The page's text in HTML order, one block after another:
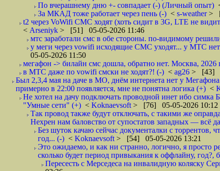
По вчерашнему дню +- совпадает (-) (Личный опыт)
За МКАД тоже работает через пень (-) < s-weather>
t2 через VoWifi СМС ходят (хоть сидит в 3G, LTE не
< Arseniyk > [51] 05-05-2026 11:46
мтс заработали смс в обе стороны. по-видимому
у меги через vowifi исходящие СМС уходят... у МТС
05-05-2026 11:50
мегафон -> билайн смс дошла, обратно нет. Москва, 2026
в МТС даже по vowifi смски не ходят?! (-) < ag26 > [43]
Был 2,3,4 мая на даче в МО, днём интернета нет у
примерно в 22:00 появляется, мне не понятна логика (+) <
Не хотел на дачу подключать проводной инет ибо симка
"Умные сети" (+) < Koknaevsoft > [76] 05-05-2026 10:12
Так провод также будут отключать, с такими же
Нехрен нам баловство от супостатов западных — всё
Без шуток качаю сейчас документалки с торрентов,
год... (-) < Koknaevsoft > [54] 05-05-2026 13:21
Это ожидаемо, и как ни странно, логично, я просто
сколько будет период привыкания к оффлайну, год?,
Пересесть с Мерседеса на инвалидную коляску